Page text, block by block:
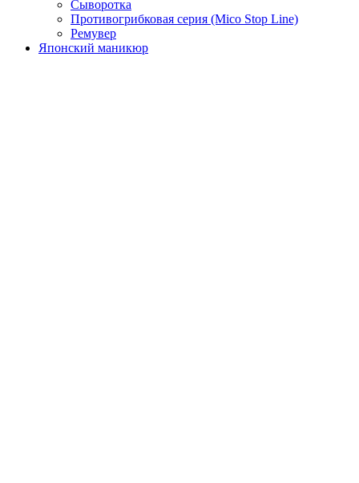
Сыворотка
Противогрибковая серия (Mico Stop Line)
Ремувер
Японский маникюр